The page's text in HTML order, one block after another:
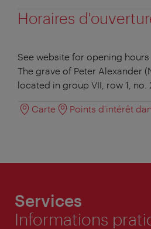
Horaires
See website for opening hours
The grave of Peter Alexander
located in group VII, row 1, no.
Carte Points d'intérêt
Services
Informations